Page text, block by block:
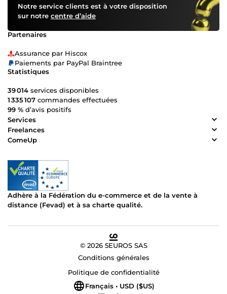
Notre service clients est à votre disposition
sur notre centre d’aide
Partenaires
Assurance par Hiscox
Paiements par PayPal Braintree
Statistiques
39 014 services disponibles
1 335 107 commandes effectuées
99 % d’avis positifs
Services
Freelances
ComeUp
Adhère à la Fédération du e-commerce et de la vente à
distance (Fevad) et à sa charte qualité.
© 2026 5EUROS SAS
Conditions générales
Politique de confidentialité
Français • USD ($US)